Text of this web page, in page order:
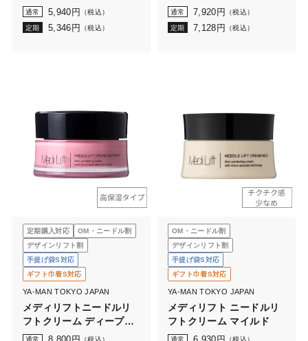
通常 5,940 円 （税込）
定期 5,346 円 （税込）
通常 7,920 円 （税込）
定期 7,128 円 （税込）
定期購入対応
OM・ニードル割
デザインリフト割
手提げ袋S対応
ギフト巾着S対応
YA-MAN TOKYO JAPAN
メディリフトニードルリ
フトクリーム ディープモ
イスト
通常 （税込）
OM・ニードル割
デザインリフト割
手提げ袋S対応
ギフト巾着S対応
YA-MAN TOKYO JAPAN
メディリフト ニードルリ
フトクリーム マイルド
通常 （税込）